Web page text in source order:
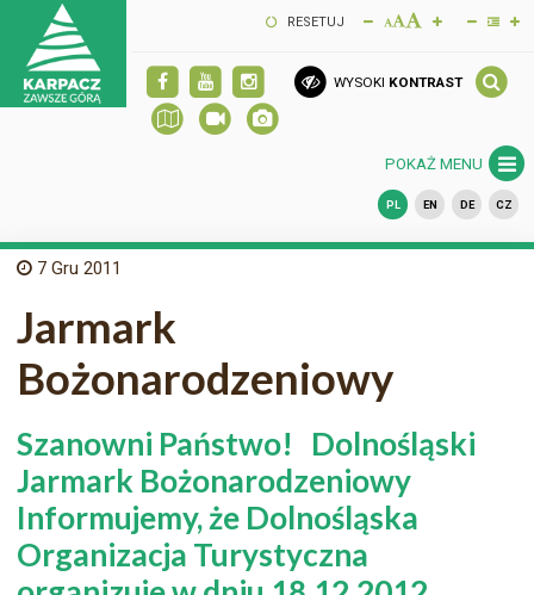
RESETUJ
WYSOKI KONTRAST
POKAŻ MENU
PL EN DE CZ
7 Gru 2011
Jarmark
Bożonarodzeniowy
Szanowni Państwo! Dolnośląski
Jarmark Bożonarodzeniowy
Informujemy, że Dolnośląska
Organizacja Turystyczna